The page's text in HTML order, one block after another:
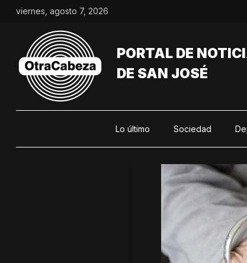
Saltar
contenido
viernes, agosto 7, 2026
PORTAL DE
DE SAN JOSÉ
Lo último Sociedad